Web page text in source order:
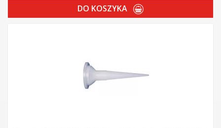
DO KOSZYKA